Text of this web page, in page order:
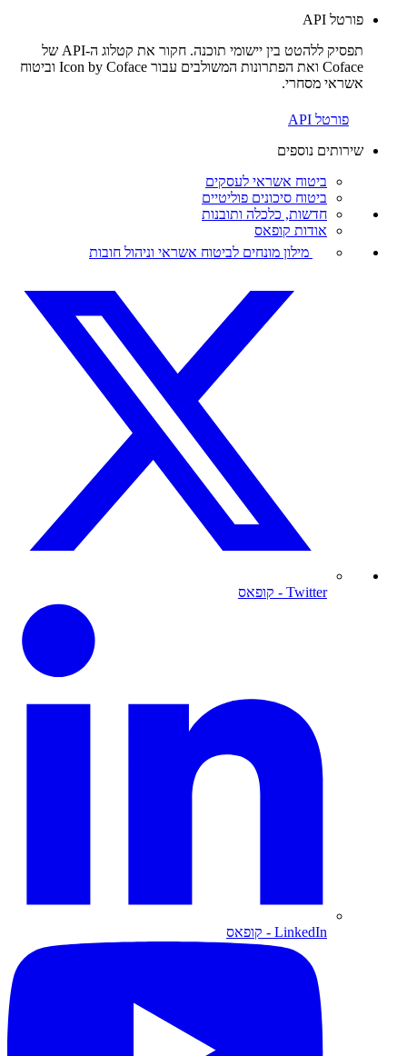
פורטל API
תפסיק ללהטט בין יישומי תוכנה. חקור את קטלוג ה-API של
Coface ואת הפתרונות המשולבים עבור Icon by Coface וביטוח
אשראי מסחרי.
פורטל API
שירותים נוספים
ביטוח אשראי לעסקים
ביטוח סיכונים פוליטיים
חדשות, כלכלה ותובנות
אודות קופאס
מילון מונחים לביטוח אשראי וניהול חובות
Twitter - קופאס
LinkedIn - קופאס